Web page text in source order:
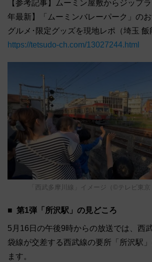
【参考記事】ムーミン屋敷からジップ
年最新】「ムーミンバレーパーク」の
グルメ･限定グッズを現地レポ（埼玉
https://tetsudo-ch.com/13027244.html
「西武多摩川線」イメージ（©テレビ東京
第1弾「所沢駅」の見どころ
5月16日の午後9時からの放送では、西
袋線が交差する西武線の要所「所沢駅
ます。